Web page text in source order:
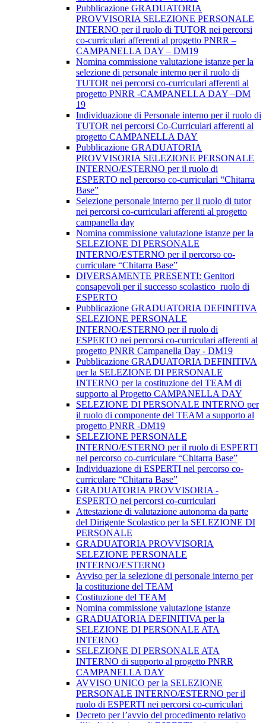
Pubblicazione GRADUATORIA
PROVVISORIA SELEZIONE PERSONALE
INTERNO per il ruolo di TUTOR nei percorsi
co-curriculari afferenti al progetto PNRR –
CAMPANELLA DAY – DM19
Nomina commissione valutazione istanze per la
selezione di personale interno per il ruolo di
TUTOR nei percorsi co-curriculari afferenti al
progetto PNRR -CAMPANELLA DAY –DM
19
Individuazione di Personale interno per il ruolo di
TUTOR nei percorsi Co-Curriculari afferenti al
progetto CAMPANELLA DAY
Pubblicazione GRADUATORIA
PROVVISORIA SELEZIONE PERSONALE
INTERNO/ESTERNO per il ruolo di
ESPERTO nel percorso co-curriculari “Chitarra
Base”
Selezione personale interno per il ruolo di tutor
nei percorsi co-curriculari afferenti al progetto
campanella day
Nomina commissione valutazione istanze per la
SELEZIONE DI PERSONALE
INTERNO/ESTERNO per il percorso co-
curriculare “Chitarra Base”
DIVERSAMENTE PRESENTI: Genitori
consapevoli per il successo scolastico_ruolo di
ESPERTO
Pubblicazione GRADUATORIA DEFINITIVA
SELEZIONE PERSONALE
INTERNO/ESTERNO per il ruolo di
ESPERTO nei percorsi co-curriculari afferenti al
progetto PNRR Campanella Day - DM19
Pubblicazione GRADUATORIA DEFINITIVA
per la SELEZIONE DI PERSONALE
INTERNO per la costituzione del TEAM di
supporto al Progetto CAMPANELLA DAY
SELEZIONE DI PERSONALE INTERNO per
il ruolo di componente del TEAM a supporto al
progetto PNRR -DM19
SELEZIONE PERSONALE
INTERNO/ESTERNO per il ruolo di ESPERTI
nel percorso co-curriculare “Chitarra Base”
Individuazione di ESPERTI nel percorso co-
curriculare “Chitarra Base”
GRADUATORIA PROVVISORIA -
ESPERTO nei percorsi co-curriculari
Attestazione di valutazione autonoma da parte
del Dirigente Scolastico per la SELEZIONE DI
PERSONALE
GRADUATORIA PROVVISORIA
SELEZIONE PERSONALE
INTERNO/ESTERNO
Avviso per la selezione di personale interno per
la costituzione del TEAM
Costituzione del TEAM
Nomina commissione valutazione istanze
GRADUATORIA DEFINITIVA per la
SELEZIONE DI PERSONALE ATA
INTERNO
SELEZIONE DI PERSONALE ATA
INTERNO di supporto al progetto PNRR
CAMPANELLA DAY
AVVISO UNICO per la SELEZIONE
PERSONALE INTERNO/ESTERNO per il
ruolo di ESPERTI nei percorsi co-curriculari
Decreto per l’avvio del procedimento relativo